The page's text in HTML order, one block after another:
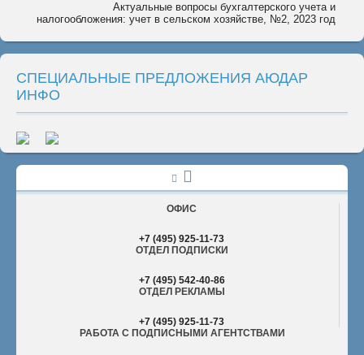
Актуальные вопросы бухгалтерского учета и
налогообложения: учет в сельском хозяйстве, №2, 2023 год
СПЕЦИАЛЬНЫЕ ПРЕДЛОЖЕНИЯ АЮДАР
ИНФО
ОФИС
+7 (495) 925-11-73
ОТДЕЛ ПОДПИСКИ
+7 (495) 542-40-86
ОТДЕЛ РЕКЛАМЫ
+7 (495) 925-11-73
РАБОТА С ПОДПИСНЫМИ АГЕНТСТВАМИ